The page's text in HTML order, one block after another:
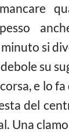
anche
si
su
e lo fa
del
Una